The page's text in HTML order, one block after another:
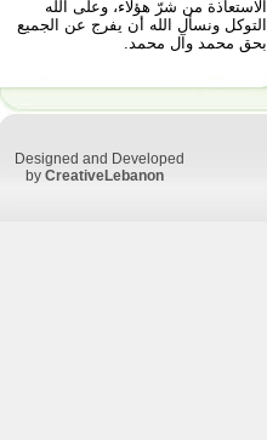
الاستعاذة من شرّ هؤلاء، وعلى الله
التوكل ونسأل الله أن يفرج عن الجميع
بحق محمد وآل محمد.
Designed and Developed
by CreativeLebanon